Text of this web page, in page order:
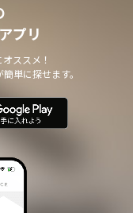
プリ
ススメ！
単に探せます。